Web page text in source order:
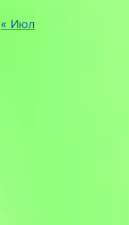
« Июл